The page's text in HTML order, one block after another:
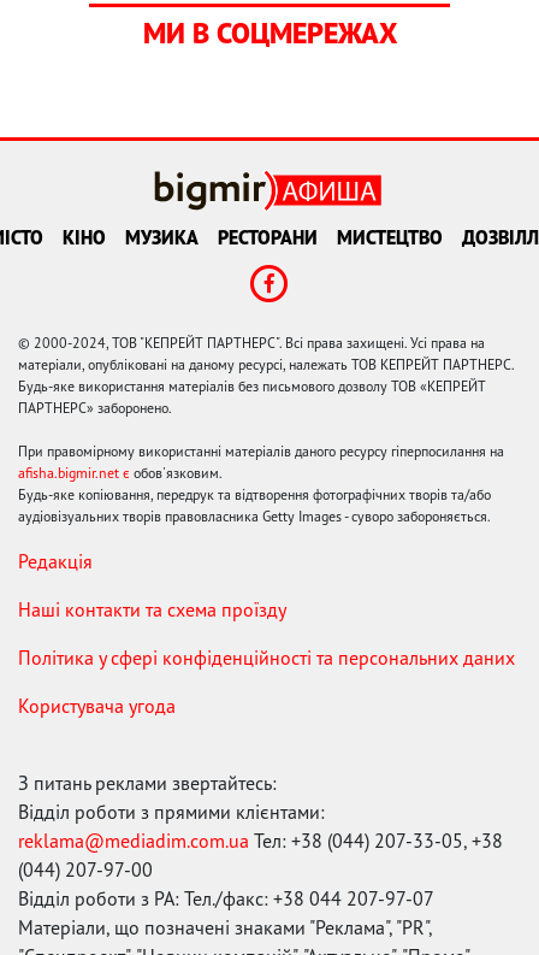
МИ В СОЦМЕРЕЖАХ
КІНО МУЗИКА РЕСТОРАНИ МИСТЕЦТВО
© 2000-2024, ТОВ "КЕПРЕЙТ ПАРТНЕРС". Всі права захищені. Усі права на
матеріали, опубліковані на даному ресурсі, належать ТОВ КЕПРЕЙТ ПАРТНЕРС.
Будь-яке використання матеріалів без письмового дозволу ТОВ «КЕПРЕЙТ
ПАРТНЕРС» заборонено.
При правомірному використанні матеріалів даного ресурсу гіперпосилання на
afisha.bigmir.net є обов'язковим.
Будь-яке копіювання, передрук та відтворення фотографічних творів та/або
аудіовізуальних творів правовласника Getty Images - суворо забороняється.
Редакція
Наші контакти та схема проїзду
Політика у сфері конфіденційності та персональних даних
Користувача угода
З питань реклами звертайтесь:
Відділ роботи з прямими клієнтами:
reklama@mediadim.com.ua Тел: +38 (044) 207-33-05, +38
(044) 207-97-00
Відділ роботи з РА: Тел./факс: +38 044 207-97-07
Матеріали, що позначені знаками "Реклама", "PR",